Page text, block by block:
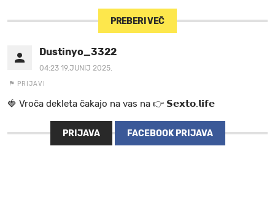
PREBERI VEČ
Dustinyo_3322
04:23 19.JUNIJ 2025.
PRIJAVI
🍓 V r o č a d e k l e t a ča k a jo na va s n a 👉 𝗦𝗲𝘅𝘁𝗼.𝗹𝗶𝗳𝗲
PRIJAVA FACEBOOK PRIJAVA